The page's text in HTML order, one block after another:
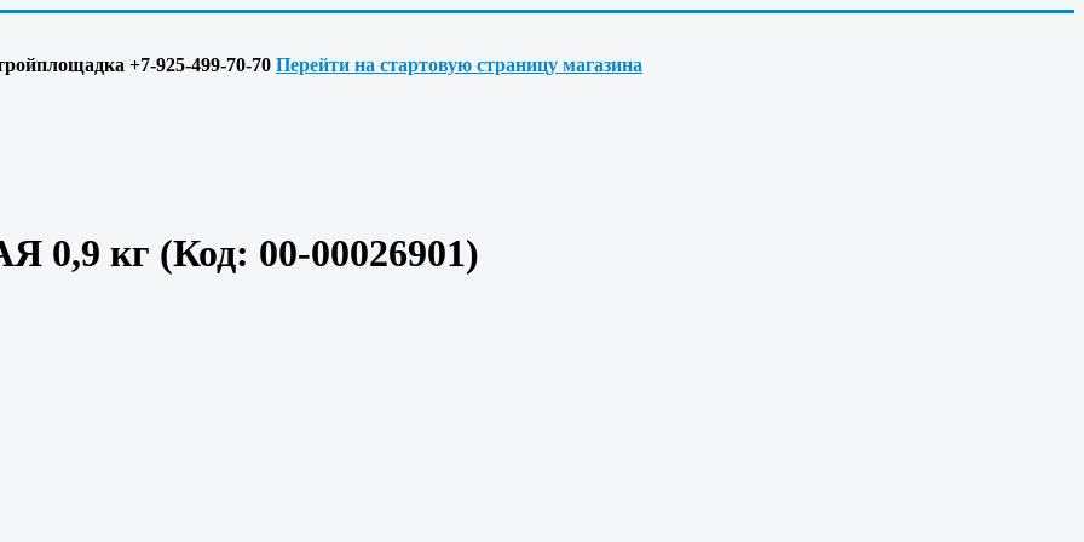
+7-925-499-70-70 Перейти на стартовую страницу магазина
0,9 кг (Код: 00-00026901)